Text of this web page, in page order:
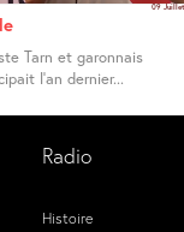
09
Tarn et garonnais
l’an dernier...
Radio
Histoire